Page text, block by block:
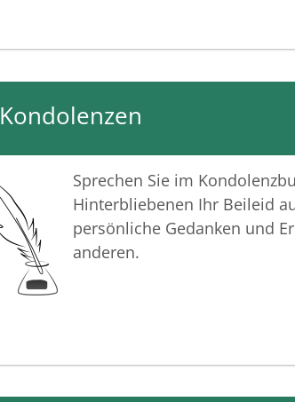
Kondolenzen
Sprechen Sie im
Hinterbliebenen Ihr Beileid
persönliche Gedanken und
anderen.